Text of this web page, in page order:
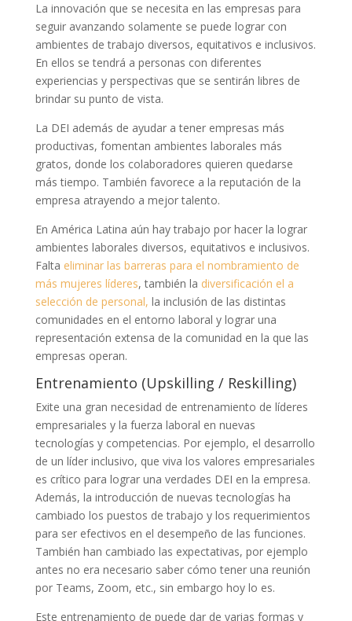
La innovación que se necesita en las empresas para
seguir avanzando solamente se puede lograr con
ambientes de trabajo diversos, equitativos e inclusivos.
En ellos se tendrá a personas con diferentes
experiencias y perspectivas que se sentirán libres de
brindar su punto de vista.
La DEI además de ayudar a tener empresas más
productivas, fomentan ambientes laborales más
gratos, donde los colaboradores quieren quedarse
más tiempo. También favorece a la reputación de la
empresa atrayendo a mejor talento.
En América Latina aún hay trabajo por hacer la lograr
ambientes laborales diversos, equitativos e inclusivos.
Falta eliminar las barreras para el nombramiento de
más mujeres líderes, también la diversificación el a
selección de personal, la inclusión de las distintas
comunidades en el entorno laboral y lograr una
representación extensa de la comunidad en la que las
empresas operan.
Entrenamiento (Upskilling / Reskilling)
Exite una gran necesidad de entrenamiento de líderes
empresariales y la fuerza laboral en nuevas
tecnologías y competencias. Por ejemplo, el desarrollo
de un líder inclusivo, que viva los valores empresariales
es crítico para lograr una verdades DEI en la empresa.
Además, la introducción de nuevas tecnologías ha
cambiado los puestos de trabajo y los requerimientos
para ser efectivos en el desempeño de las funciones.
También han cambiado las expectativas, por ejemplo
antes no era necesario saber cómo tener una reunión
por Teams, Zoom, etc., sin embargo hoy lo es.
Este entrenamiento de puede dar de varias formas y